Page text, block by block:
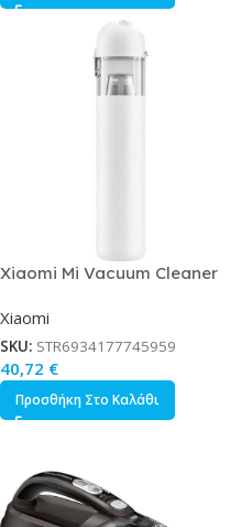
Xiaomi Mi Vacuum Cleaner
Σκουπάκι Χειρός 10.8V White
Κωδικός BHR5156EU
Xiaomi
SKU: STR6934177745959
40,72 €
Προσθήκη Στο Καλάθι